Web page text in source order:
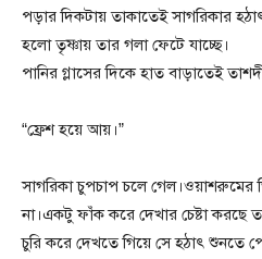
পড়ার দিকটায় তাকাতেই সাগরিকার
হলো তৃষ্ণায় তার গলা ফেটে যাচ্ছে।
পানির গ্লাসের দিকে হাত বাড়াতেই
“ফ্রেশ হয়ে আয়।”
সাগরিকা চুপচাপ চলে গেল।ওয়াশরুমের
না।একটু ফাঁক করে দেখার চেষ্টা
চুরি করে দেখতে গিয়ে সে হঠাৎ শুনতে